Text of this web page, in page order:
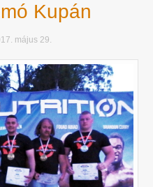
Kupán
május 29.